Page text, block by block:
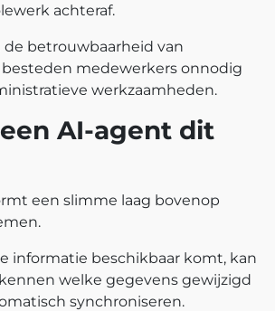
achteraf.
betrouwbaarheid van
medewerkers onnodig
werkzaamheden.
AI-agent dit
een slimme laag bovenop
informatie beschikbaar komt, kan
welke gegevens gewijzigd
synchroniseren.